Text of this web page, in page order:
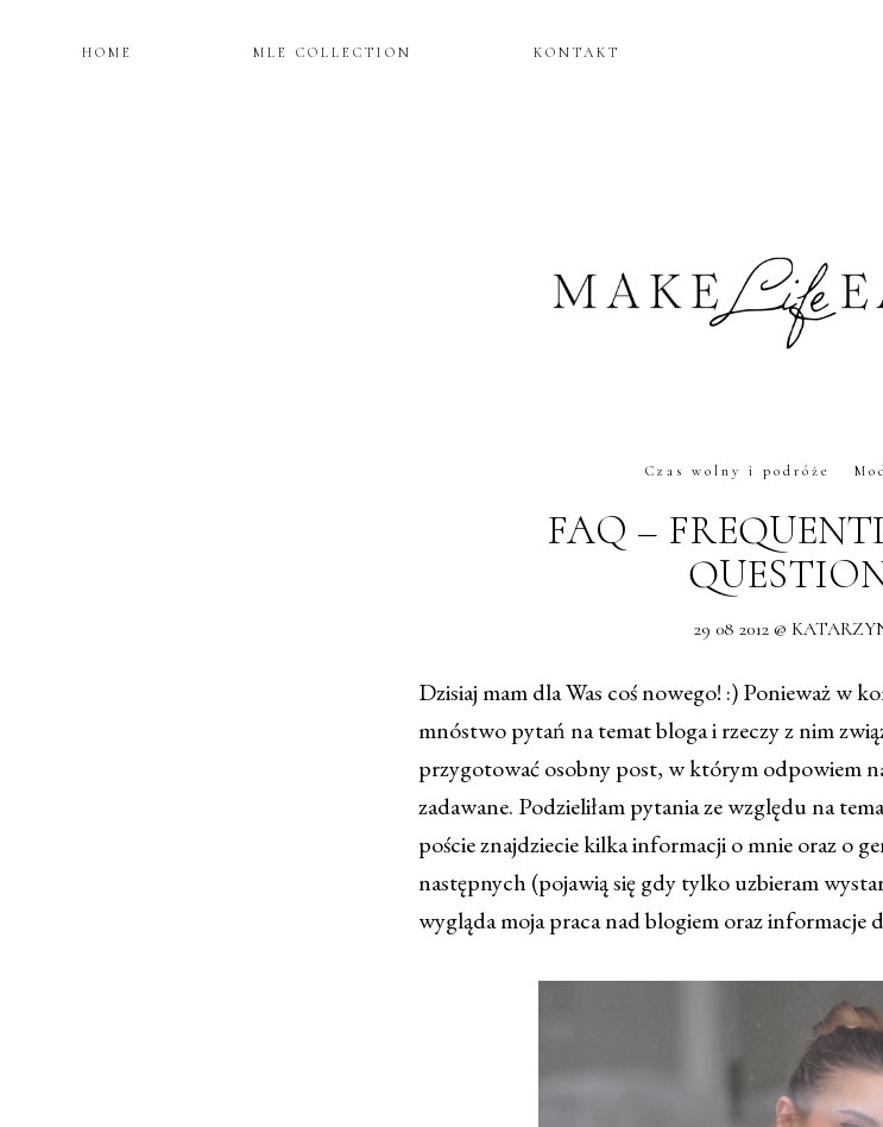
HOME MLE COLLECTION KONTAKT
Czas wolny i podróże
FAQ –
29 08 2012 @
Dzisiaj mam dla Was coś nowego! :) Ponieważ w
mnóstwo pytań na temat bloga i rzeczy z nim
przygotować osobny post, w którym odpowiem
zadawane. Podzieliłam pytania ze względu na
poście znajdziecie kilka informacji o mnie oraz o
następnych (pojawią się gdy tylko uzbieram
wygląda moja praca nad blogiem oraz informacje